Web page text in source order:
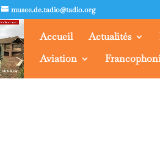
musee.de.tadio@tadio.org
Accueil Actualités
Aviation